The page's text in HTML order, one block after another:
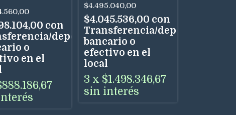
con
depósito
o
en el
KFN96VPEA Serie
4
$4.495.040,00
$4.045.536,00 con
Transferencia/depósito
bancario o
efectivo en el
local
3 x $1.498.346,67
sin interés